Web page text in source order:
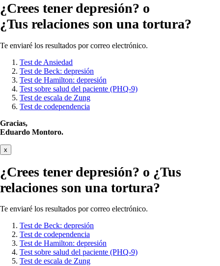
¿Crees tener depresión? o
¿Tus relaciones son una tortura?
Te enviaré los resultados por correo electrónico.
Test de Ansiedad
Test de Beck: depresión
Test de Hamilton: depresión
Test sobre salud del paciente (PHQ-9)
Test de escala de Zung
Test de codependencia
Gracias,
Eduardo Montoro.
x
¿Crees tener depresión? o ¿Tus
relaciones son una tortura?
Te enviaré los resultados por correo electrónico.
Test de Beck: depresión
Test de codependencia
Test de Hamilton: depresión
Test sobre salud del paciente (PHQ-9)
Test de escala de Zung